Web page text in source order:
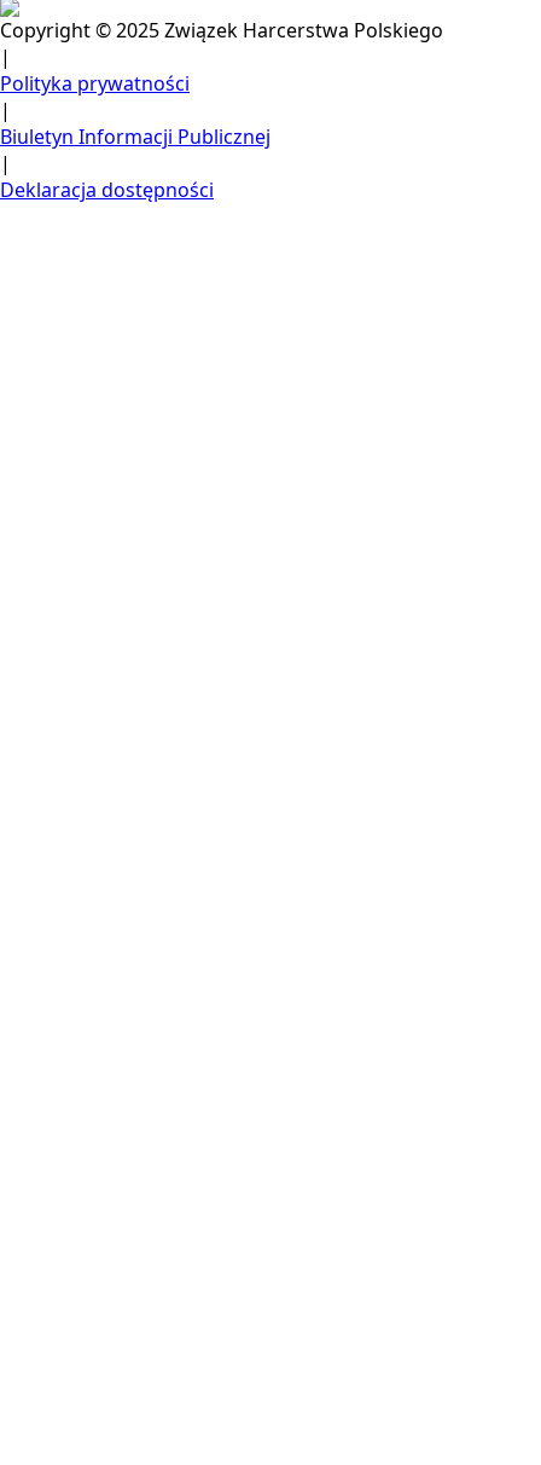
Copyright © 2025 Związek Harcerstwa Polskiego
|
Polityka prywatności
|
Biuletyn Informacji Publicznej
|
Deklaracja dostępności